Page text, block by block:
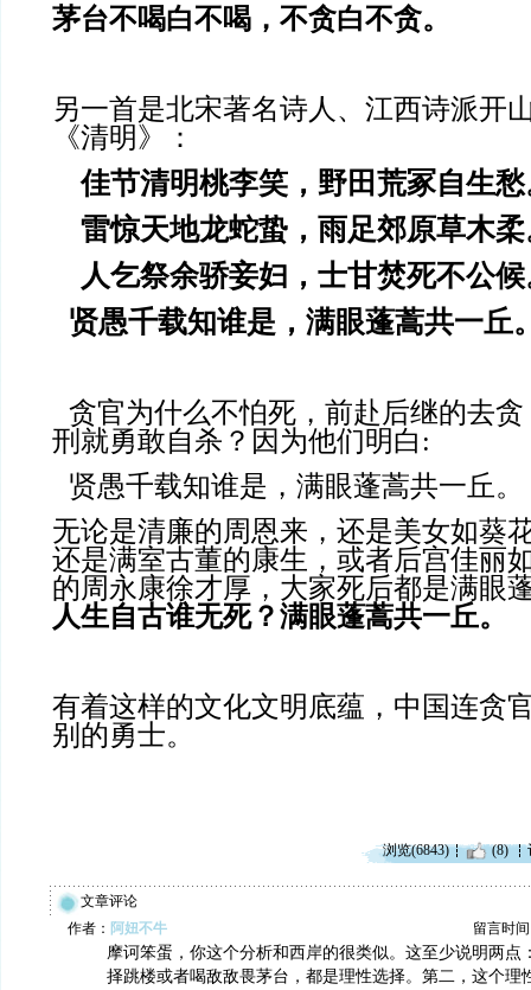
茅台不喝白不喝，不贪白不贪。
另一首是北宋著名诗人、江西诗派开
《清明》：
佳节清明桃李笑，野田荒冢自生
雷惊天地龙蛇蛰，雨足郊原草木
人乞祭余骄妾妇，士甘焚死不公
贤愚千载知谁是，满眼蓬蒿共一丘
贪官为什么不怕死，前赴后继的去
刑就勇敢自杀？因为他们明白 :
贤愚千载知谁是，满眼蓬蒿共一丘。
无论是清廉的周恩来，还是美女如葵
还是满室古董的康生，或者后宫佳丽
的周永康徐才厚，大家死后都是满眼
人生自古谁无死？满眼蓬蒿共一丘。
有着这样的文化文明底蕴，中国连贪
别的勇士。
浏览(6843) (8)
文章评论
作者： 阿妞不牛 留言时间
摩诃笨蛋，你这个分析和西岸的很类似。这至少说明两点
择跳楼或者喝敌敌畏茅台，都是理性选择。第二，这个理